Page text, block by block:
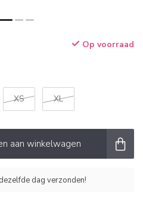
Op voorraad
XS XL
aan winkelwagen
dag verzonden!